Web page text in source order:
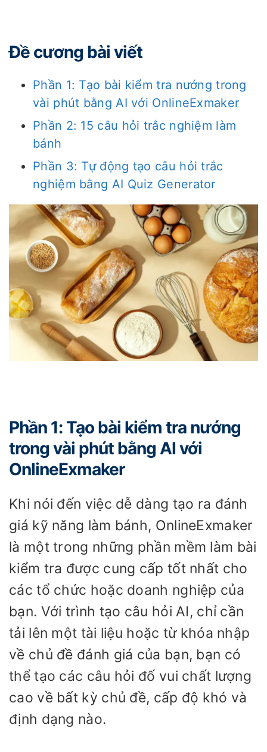
Đề cương bài viết
Phần 1: Tạo bài kiểm tra nướng trong
vài phút bằng AI với OnlineExmaker
Phần 2: 15 câu hỏi trắc nghiệm làm
bánh
Phần 3: Tự động tạo câu hỏi trắc
nghiệm bằng AI Quiz Generator
Phần 1: Tạo bài kiểm tra nướng
trong vài phút bằng AI với
OnlineExmaker
Khi nói đến việc dễ dàng tạo ra đánh
giá kỹ năng làm bánh, OnlineExmaker
là một trong những phần mềm làm bài
kiểm tra được cung cấp tốt nhất cho
các tổ chức hoặc doanh nghiệp của
bạn. Với trình tạo câu hỏi AI, chỉ cần
tải lên một tài liệu hoặc từ khóa nhập
về chủ đề đánh giá của bạn, bạn có
thể tạo các câu hỏi đố vui chất lượng
cao về bất kỳ chủ đề, cấp độ khó và
định dạng nào.